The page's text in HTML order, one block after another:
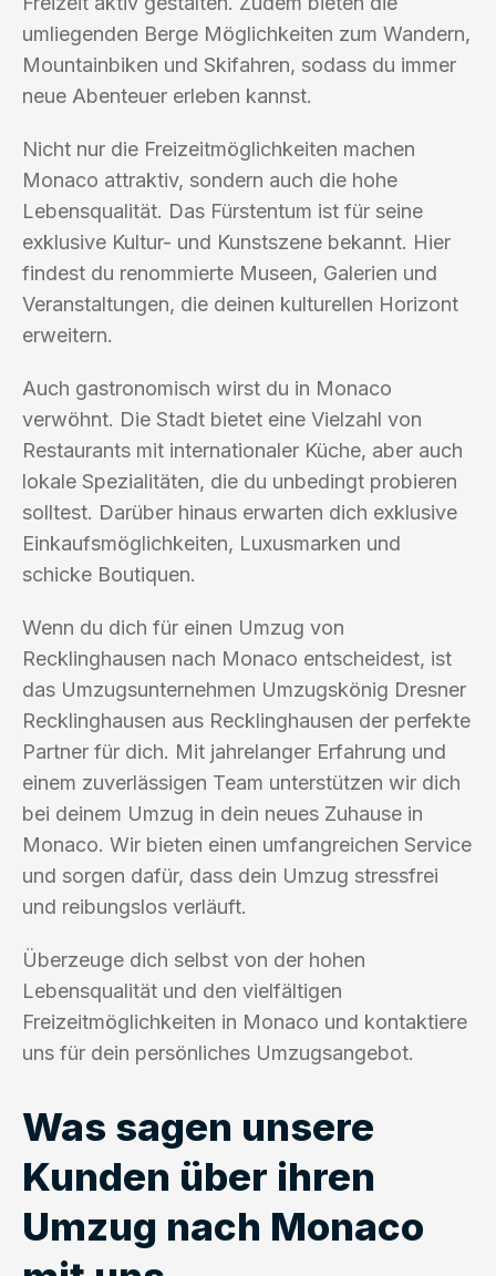
umliegenden Berge Möglichkeiten zum Wandern,
Mountainbiken und Skifahren, sodass du immer
neue Abenteuer erleben kannst.
Nicht nur die Freizeitmöglichkeiten machen
Monaco attraktiv, sondern auch die hohe
Lebensqualität. Das Fürstentum ist für seine
exklusive Kultur- und Kunstszene bekannt. Hier
findest du renommierte Museen, Galerien und
Veranstaltungen, die deinen kulturellen Horizont
erweitern.
Auch gastronomisch wirst du in Monaco
verwöhnt. Die Stadt bietet eine Vielzahl von
Restaurants mit internationaler Küche, aber auch
lokale Spezialitäten, die du unbedingt probieren
solltest. Darüber hinaus erwarten dich exklusive
Einkaufsmöglichkeiten, Luxusmarken und
schicke Boutiquen.
Wenn du dich für einen Umzug von
Recklinghausen nach Monaco entscheidest, ist
das Umzugsunternehmen Umzugskönig Dresner
Recklinghausen aus Recklinghausen der perfekte
Partner für dich. Mit jahrelanger Erfahrung und
einem zuverlässigen Team unterstützen wir dich
bei deinem Umzug in dein neues Zuhause in
Monaco. Wir bieten einen umfangreichen Service
und sorgen dafür, dass dein Umzug stressfrei
und reibungslos verläuft.
Überzeuge dich selbst von der hohen
Lebensqualität und den vielfältigen
Freizeitmöglichkeiten in Monaco und kontaktiere
uns für dein persönliches Umzugsangebot.
Was sagen unsere
Kunden über ihren
Umzug nach Monaco